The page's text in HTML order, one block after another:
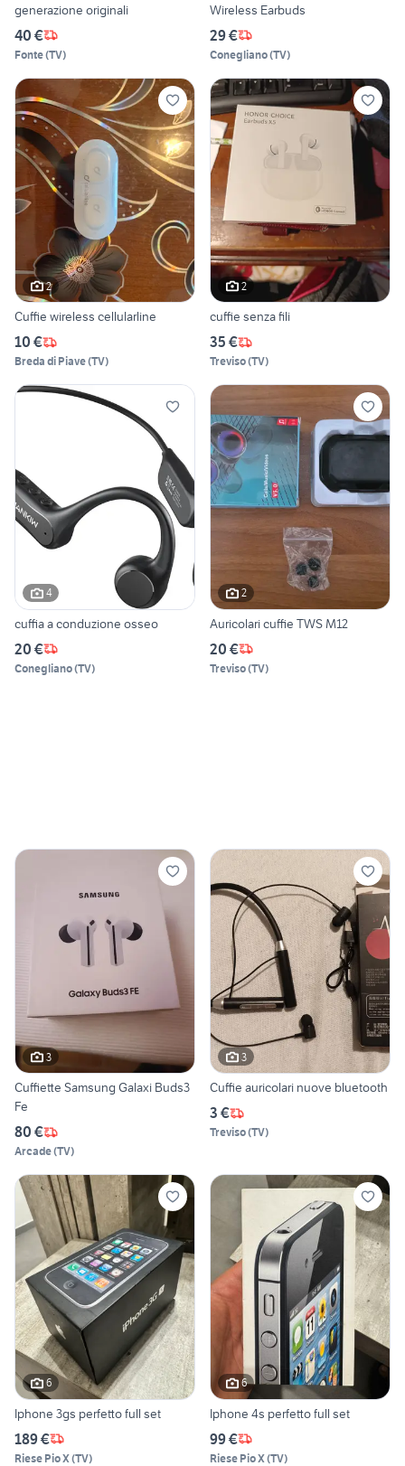
generazione originali
40 €
Fonte(TV)
Wireless Earbuds
29 €
Conegliano(TV)
2
Cuffie wireless cellularline
10 €
Breda di Piave(TV)
2
cuffie senza fili
35 €
Treviso(TV)
4
cuffia a conduzione osseo
20 €
Conegliano(TV)
2
Auricolari cuffie TWS M12
20 €
Treviso(TV)
3
Cuffiette Samsung Galaxi Buds3
Fe
80 €
Arcade(TV)
3
Cuffie auricolari nuove bluetooth
3 €
Treviso(TV)
6
Iphone 3gs perfetto full set
189 €
Riese Pio X(TV)
6
Iphone 4s perfetto full set
99 €
Riese Pio X(TV)